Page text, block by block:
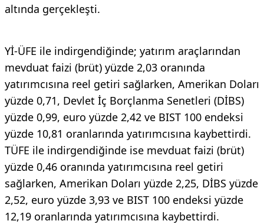
altında gerçekleşti.
Yİ-ÜFE ile indirgendiğinde; yatırım araçlarından
mevduat faizi (brüt) yüzde 2,03 oranında
yatırımcısına reel getiri sağlarken, Amerikan Doları
yüzde 0,71, Devlet İç Borçlanma Senetleri (DİBS)
yüzde 0,99, euro yüzde 2,42 ve BIST 100 endeksi
yüzde 10,81 oranlarında yatırımcısına kaybettirdi.
TÜFE ile indirgendiğinde ise mevduat faizi (brüt)
yüzde 0,46 oranında yatırımcısına reel getiri
sağlarken, Amerikan Doları yüzde 2,25, DİBS yüzde
2,52, euro yüzde 3,93 ve BIST 100 endeksi yüzde
12,19 oranlarında yatırımcısına kaybettirdi.